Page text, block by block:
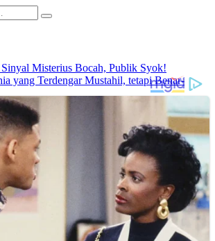
Misterius Bocah, Publik Syok!
yang Terdengar Mustahil, tetapi Benar-
Yang Tetap Prima Di Usia Senja
Di Balik Monumen Batu Kuno Dunia!
Kebohongan Lewat Gerakan Bibir!